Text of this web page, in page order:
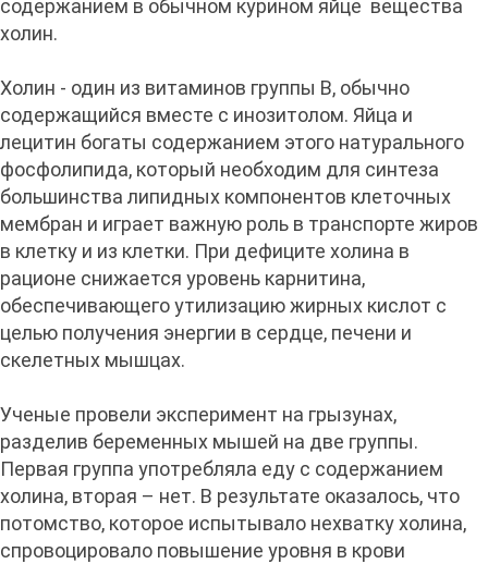
содержанием в обычном курином яйце вещества
холин.
Холин - один из витаминов группы B, обычно
содержащийся вместе с инозитолом. Яйца и
лецитин богаты содержанием этого натурального
фосфолипида, который необходим для синтеза
большинства липидных компонентов клеточных
мембран и играет важную роль в транспорте жиров
в клетку и из клетки. При дефиците холина в
рационе снижается уровень карнитина,
обеспечивающего утилизацию жирных кислот с
целью получения энергии в сердце, печени и
скелетных мышцах.
Ученые провели эксперимент на грызунах,
разделив беременных мышей на две группы.
Первая группа употребляла еду с содержанием
холина, вторая – нет. В результате оказалось, что
потомство, которое испытывало нехватку холина,
спровоцировало повышение уровня в крови